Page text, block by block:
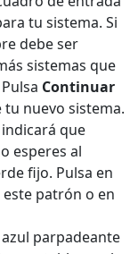
tu sistema. Si
debe ser
sistemas que
Continuar
nuevo sistema.
que
esperes al
fijo. Pulsa en
este patrón o en
parpadeante